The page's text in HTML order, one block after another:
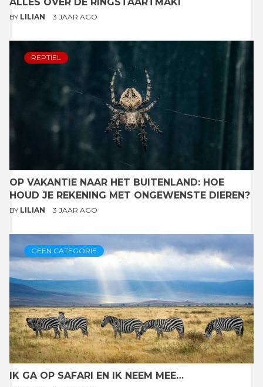
BY LILIAN 3 JAAR AGO
REPTIEL
OP VAKANTIE NAAR HET BUITENLAND: HOE
HOUD JE REKENING MET ONGEWENSTE DIEREN?
BY LILIAN 3 JAAR AGO
GEEN CATEGORIE
IK GA OP SAFARI EN IK NEEM MEE…